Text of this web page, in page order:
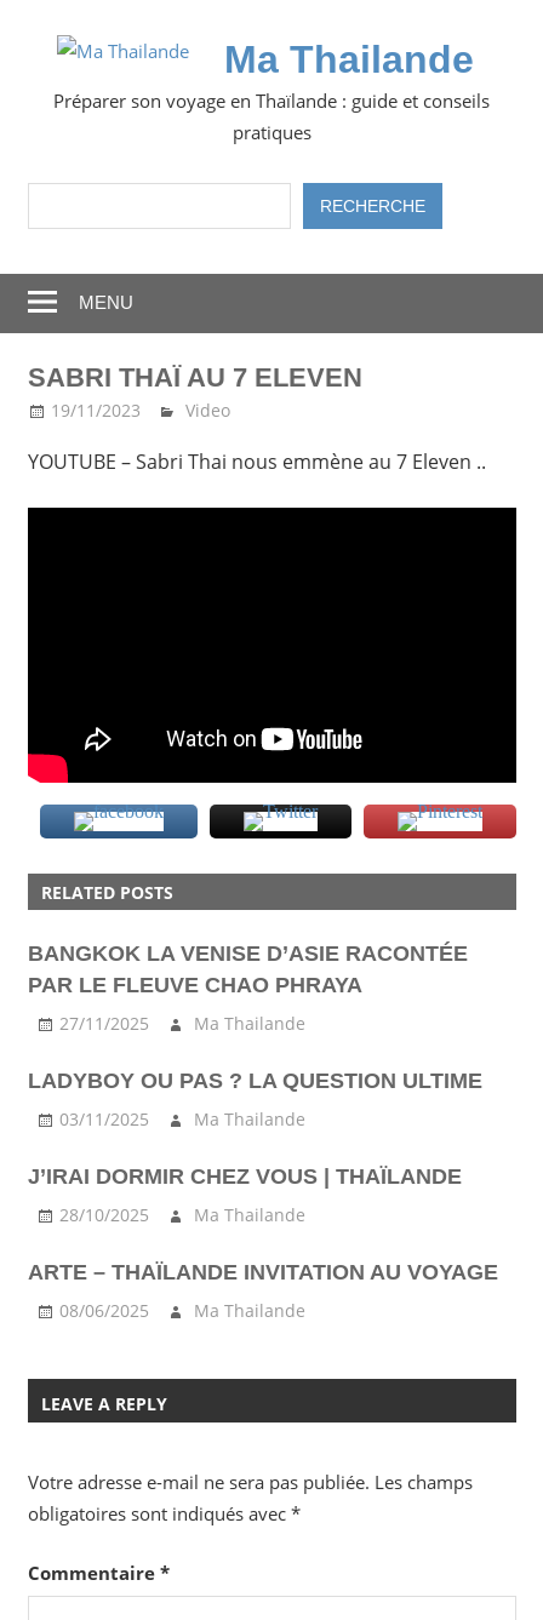
Ma Thailande
Préparer son voyage en Thaïlande : guide et conseils
pratiques
RechercherRECHERCHE
MENU
SABRI THAÏ AU 7 ELEVEN
19/11/2023 Ma Thailande
Video
YOUTUBE – Sabri Thai nous emmène au 7 Eleven ..
ELEVEN
YOUTUBE
RELATED POSTS
BANGKOK LA VENISE D’ASIE RACONTÉE
PAR LE FLEUVE CHAO PHRAYA
27/11/2025 Ma Thailande
LADYBOY OU PAS ? LA QUESTION ULTIME
03/11/2025 Ma Thailande
J’IRAI DORMIR CHEZ VOUS | THAÏLANDE
28/10/2025 Ma Thailande
ARTE – THAÏLANDE INVITATION AU VOYAGE
08/06/2025 Ma Thailande
LEAVE A REPLY
Votre adresse e-mail ne sera pas publiée. Les champs
obligatoires sont indiqués avec *
Commentaire *